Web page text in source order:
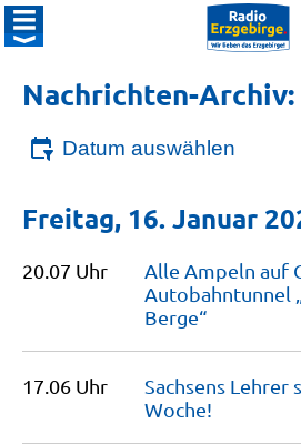
Nachrichten-Archiv:
Datum auswählen
Freitag, 16. Januar
20.07 Uhr
Alle Ampeln auf
Autobahntunnel
Berge“
17.06 Uhr
Sachsens Lehrer
Woche!